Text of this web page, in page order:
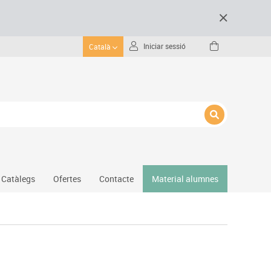
Català Iniciar sessió
Catàlegs Ofertes Contacte Material alumnes